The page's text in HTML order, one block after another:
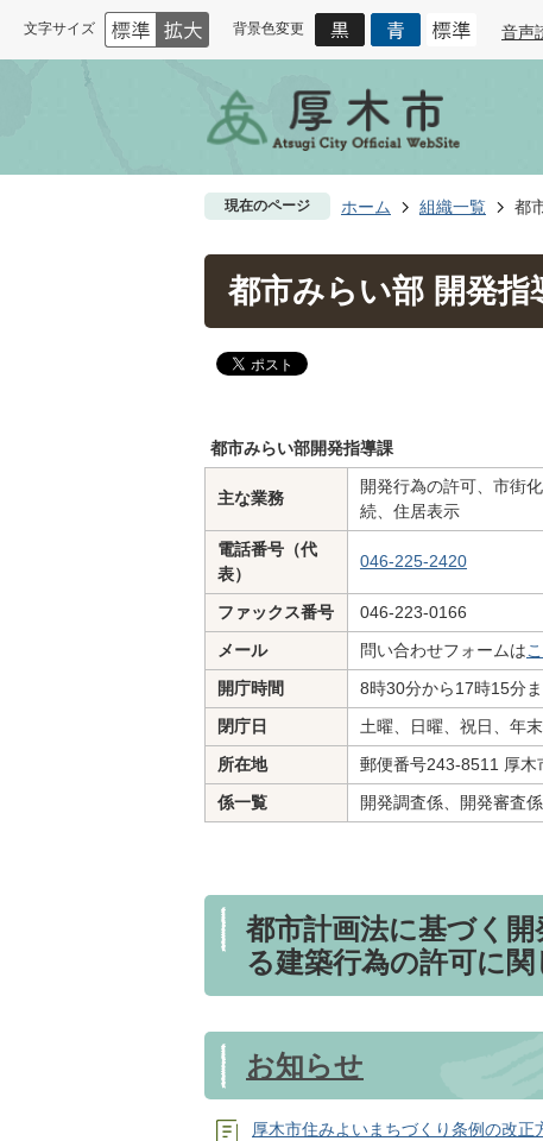
文字サイズ 背景色変更 音声
現在のページ ホーム 組織一覧
都
都市みらい部 開発指
都市みらい部開発指導課
主な業務
開発行為の許可、市街
続、住居表示
電話番号（代
表）
046-225-2420
ファックス番号
046-223-0166
メール
問い合わせフォームは
開庁時間
8時30分から17時15分
閉庁日
土曜、日曜、祝日、年
所在地
郵便番号243-8511 厚木
係一覧
開発調査係、開発審査
都市計画法に基づく
る建築行為の許可に関
お知らせ
厚木市住みよいまちづくり条例の改正